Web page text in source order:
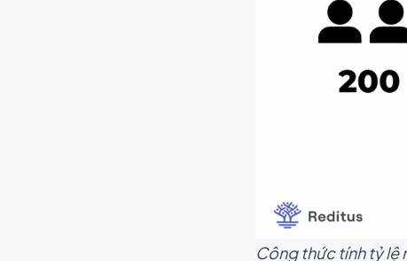
Công thức tính tỷ lệ